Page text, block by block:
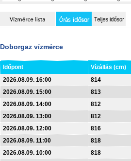
Doborgaz vízmérce
Időpont Vízállás (cm)
2026.08.09. 16:00
814
2026.08.09. 15:00
813
2026.08.09. 14:00
812
2026.08.09. 13:00
812
2026.08.09. 12:00
816
2026.08.09. 11:00
818
2026.08.09. 10:00
818